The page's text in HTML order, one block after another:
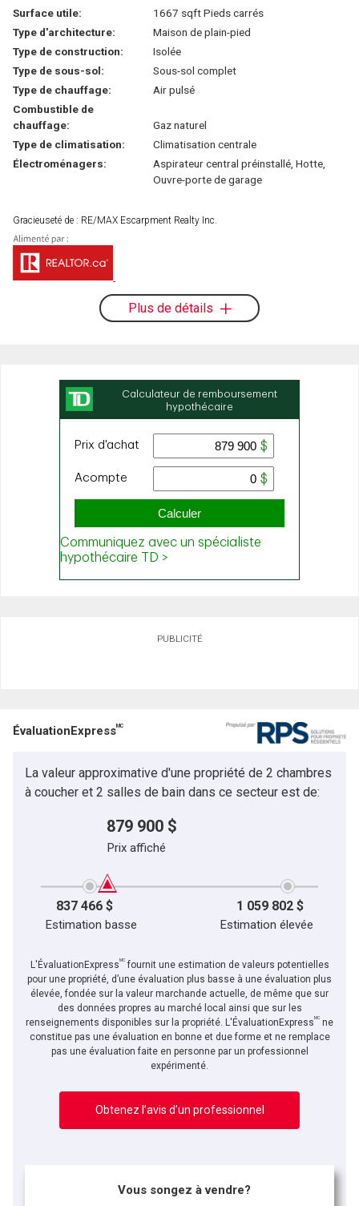
Surface utile:
1667 sqft Pieds carrés
Type d'architecture:
Maison de plain-pied
Type de construction:
Isolée
Type de sous-sol:
Sous-sol complet
Type de chauffage:
Air pulsé
Combustible de
chauffage:
Gaz naturel
Type de climatisation:
Climatisation centrale
Électroménagers:
Aspirateur central préinstallé, Hotte,
Ouvre-porte de garage
Gracieuseté de : RE/MAX Escarpment Realty Inc.
Plus de détails
PUBLICITÉ
ÉvaluationExpressMC
La valeur approximative d'une propriété de 2 chambres
à coucher et 2 salles de bain dans ce secteur est de:
879 900 $
Prix affiché
837 466 $ 1 059 802 $
Estimation basse Estimation élevée
L'ÉvaluationExpressMCfournit une estimation de valeurs potentielles
pour une propriété, d’une évaluation plus basse à une évaluation plus
élevée, fondée sur la valeur marchande actuelle, de même que sur
des données propres au marché local ainsi que sur les
renseignements disponibles sur la propriété. L'ÉvaluationExpressMC ne
constitue pas une évaluation en bonne et due forme et ne remplace
pas une évaluation faite en personne par un professionnel
expérimenté.
Obtenez l’avis d’un professionnel
Vous songez à vendre?